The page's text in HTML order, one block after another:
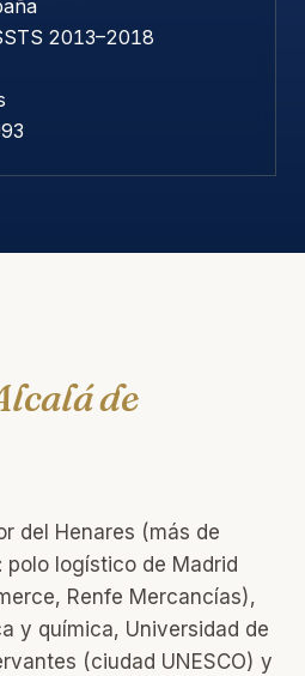
2013–2018
de
del Henares (más de
logístico de Madrid
Renfe Mercancías),
y química, Universidad de
(ciudad UNESCO) y